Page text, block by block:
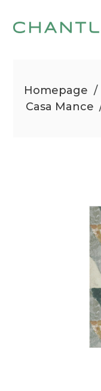
Homepage /
Casa Mance